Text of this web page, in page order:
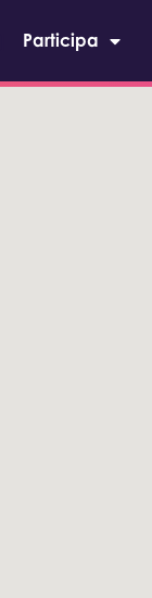
Participa